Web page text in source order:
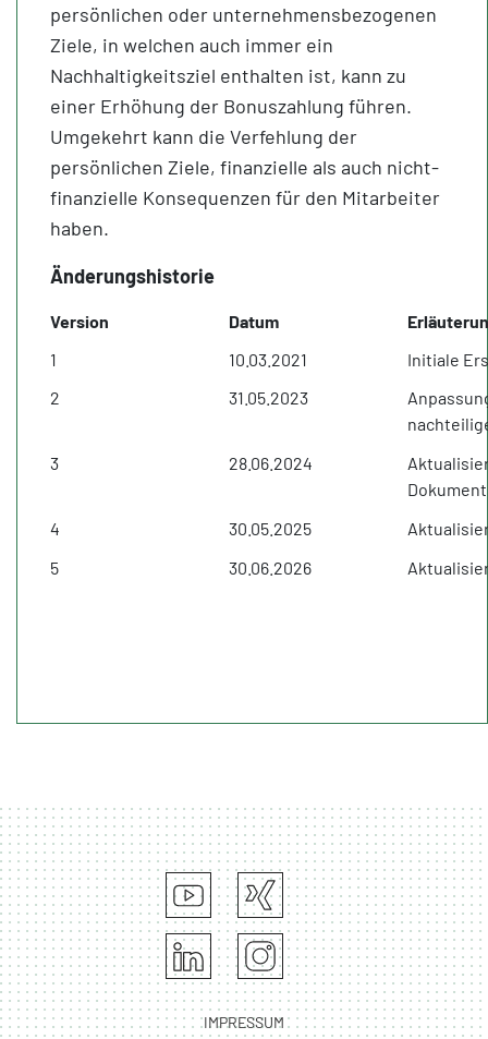
persönlichen oder unternehmensbezogenen
Ziele, in welchen auch immer ein
Nachhaltigkeitsziel enthalten ist, kann zu
einer Erhöhung der Bonuszahlung führen.
Umgekehrt kann die Verfehlung der
persönlichen Ziele, finanzielle als auch nicht-
finanzielle Konsequenzen für den Mitarbeiter
haben.
Änderungshistorie
Version Datum
1
10.03.2021
Initiale
2
31.05.2023
3
28.06.2024
4
30.05.2025
5
30.06.2026
IMPRESSUM